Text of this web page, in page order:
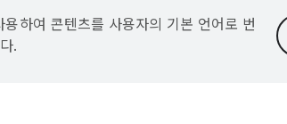
하여 콘텐츠를 사용자의 기본 언어로 번
.